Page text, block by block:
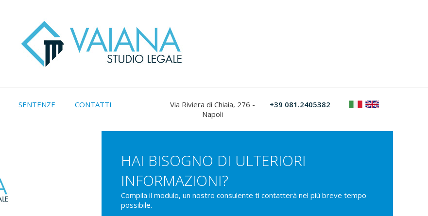
SENTENZE CONTATTI
Via Riviera di Chiaia, 276 -
Napoli
+39 081.2405382
HAI BISOGNO DI ULTERIORI
INFORMAZIONI?
Compila il modulo, un nostro consulente ti contatterà nel più breve tempo
possibile.